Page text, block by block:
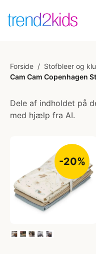
Forside / Stofbleer og
Cam Cam Copenhagen
Dele af indholdet på
med hjælp fra AI.
-20%